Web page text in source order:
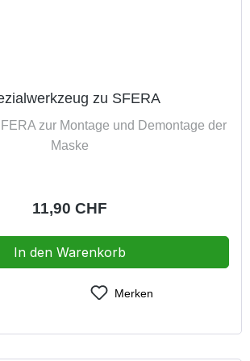
zu SFERA
zur Montage und Demontage der
Maske
Regulärer Preis:
11,90 CHF
In den Warenkorb
Merken